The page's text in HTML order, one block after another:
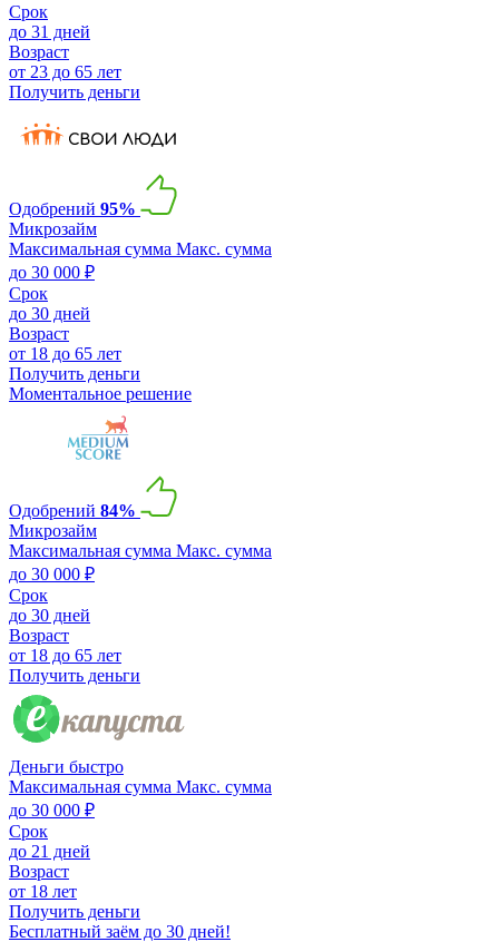
Срок
до 31 дней
Возраст
от 23 до 65 лет
Получить деньги
Одобрений 95%
Микрозайм
Максимальная сумма Макс. сумма
до 30 000 ₽
Срок
до 30 дней
Возраст
от 18 до 65 лет
Получить деньги
Моментальное решение
Одобрений 84%
Микрозайм
Максимальная сумма Макс. сумма
до 30 000 ₽
Срок
до 30 дней
Возраст
от 18 до 65 лет
Получить деньги
Деньги быстро
Максимальная сумма Макс. сумма
до 30 000 ₽
Срок
до 21 дней
Возраст
от 18 лет
Получить деньги
Бесплатный заём до 30 дней!